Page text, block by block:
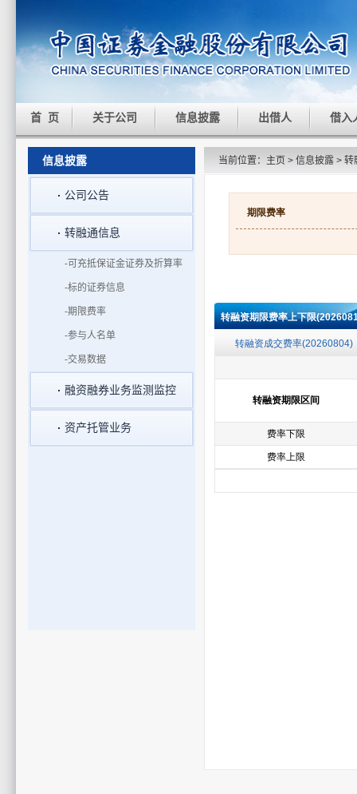
首 页 关于公司 信息披露 出借人 借入
信息披露
公司公告
转融通信息
-可充抵保证金证券及折算率
-标的证券信息
-期限费率
-参与人名单
-交易数据
融资融券业务监测监控
资产托管业务
当前位置： 主页 > 信息披露 > 转